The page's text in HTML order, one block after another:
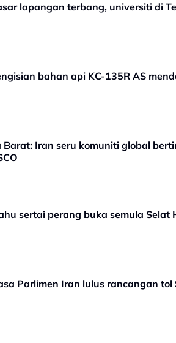
lapangan terbang, universiti di
bahan api KC-135R AS
Barat: Iran seru komuniti global
sertai perang buka semula Selat
Parlimen Iran lulus rancangan tol